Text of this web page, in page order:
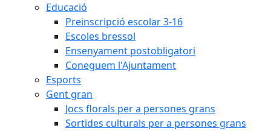
Educació
Preinscripció escolar 3-16
Escoles bressol
Ensenyament postobligatori
Coneguem l'Ajuntament
Esports
Gent gran
Jocs florals per a persones grans
Sortides culturals per a persones grans